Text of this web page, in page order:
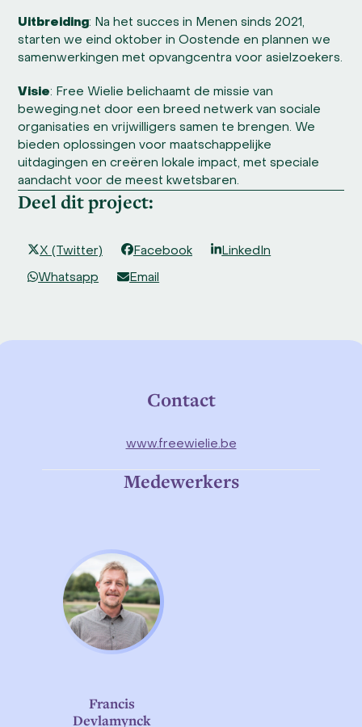
Uitbreiding: Na het succes in Menen sinds 2021,
starten we eind oktober in Oostende en plannen we
samenwerkingen met opvangcentra voor asielzoekers.
Visie: Free Wielie belichaamt de missie van
beweging.net door een breed netwerk van sociale
organisaties en vrijwilligers samen te brengen. We
bieden oplossingen voor maatschappelijke
uitdagingen en creëren lokale impact, met speciale
aandacht voor de meest kwetsbaren.
Deel dit project:
X (Twitter) Facebook LinkedIn
Whatsapp Email
Contact
www.freewielie.be
Medewerkers
Francis
Devlamynck